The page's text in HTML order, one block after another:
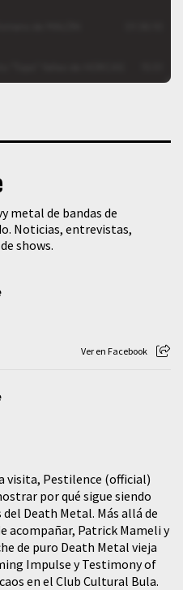
metal de bandas de
Noticias, entrevistas,
shows.
Ver en Facebook
visita, Pestilence (official)
por qué sigue siendo
Death Metal. Más allá de
acompañar, Patrick Mameli y
de puro Death Metal vieja
Impulse y Testimony of
en el Club Cultural Bula.